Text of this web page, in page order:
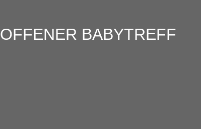
OFFENER BABYTREFF